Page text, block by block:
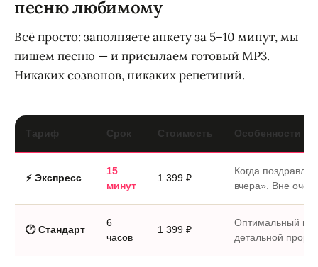
песню любимому
Всё просто: заполняете анкету за 5–10 минут, мы
пишем песню — и присылаем готовый MP3.
Никаких созвонов, никаких репетиций.
Тариф Срок Стоимость Особенности
⚡ Экспресс
15
минут
1 399 ₽
Когда
вчера». Вне
🕐 Стандарт
6
часов
1 399 ₽
Оптимальный
детальной